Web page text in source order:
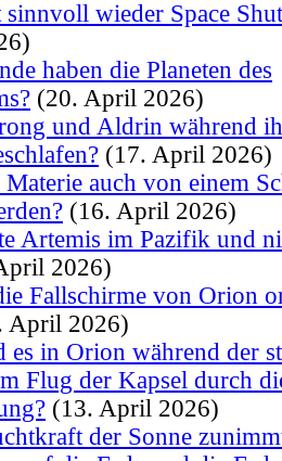
wieder Space
haben die Planeten des
(20. April 2026)
und Aldrin während
(17. April 2026)
auch von einem
(16. April 2026)
Artemis im Pazifik und
2026)
Fallschirme von Orion
April 2026)
es in Orion während der
Flug der Kapsel durch
(13. April 2026)
der Sonne